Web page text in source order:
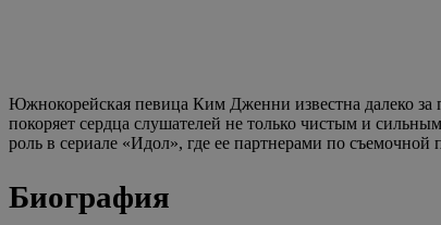
Южнокорейская певица Ким Дженни известна далеко за
покоряет сердца слушателей не только чистым и
роль в сериале «Идол», где ее партнерами по съемочной
Биография